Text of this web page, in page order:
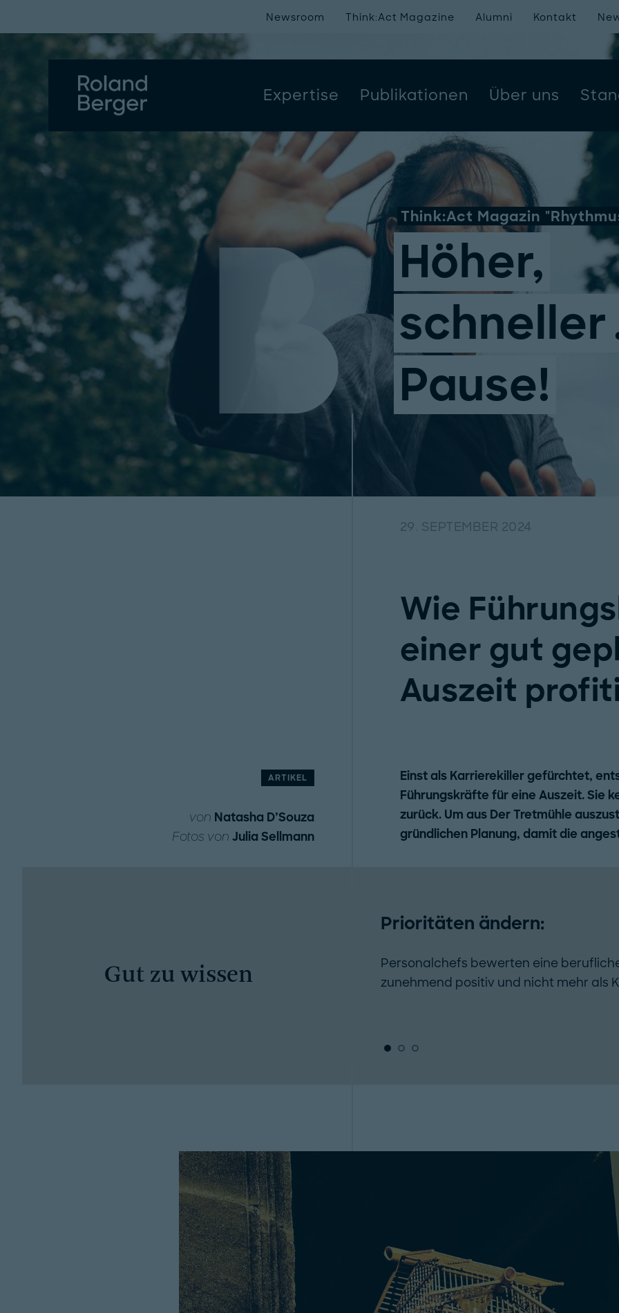
Expertise Publikationen Über uns
Newsroom Think:Act Magazine Alumni Kontakt
Think:Act Magazin
Höher,
schneller
Pause!
29. SEPTEMBER 2024
Wie
einer gut
Auszeit
ARTIKEL
von Natasha D’Souza
Fotos vonJulia Sellmann
Einst als Karrierekiller gefürchtet,
Führungskräfte für eine Auszeit. Sie
zurück. Um aus Der Tretmühle
gründlichen Planung, damit die
Gut zu wissen
Prioritäten ändern:
Personalchefs bewerten eine
zunehmend positiv und nicht mehr als